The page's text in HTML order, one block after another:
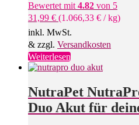
Bewertet mit 4.82 von 5
31,99 € (1.066,33 € /kg)
inkl. MwSt.
& zzgl. Versandkosten
Weiterlesen
NutraPet
Duo Akut für